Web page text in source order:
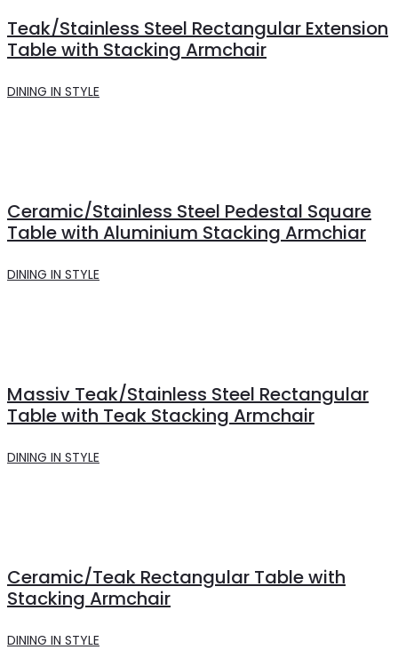
Teak/Stainless Steel Rectangular Extension
Table with Stacking Armchair
DINING IN STYLE
Ceramic/Stainless Steel Pedestal Square
Table with Aluminium Stacking Armchiar
DINING IN STYLE
Massiv Teak/Stainless Steel Rectangular
Table with Teak Stacking Armchair
DINING IN STYLE
Ceramic/Teak Rectangular Table with
Stacking Armchair
DINING IN STYLE